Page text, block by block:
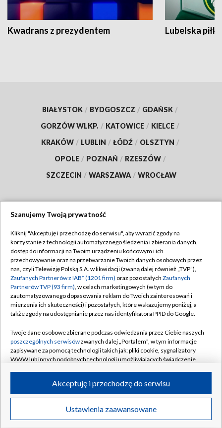
Kwadrans z prezydentem Lubelska piłka
BIAŁYSTOK / BYDGOSZCZ / GDAŃSK /
GORZÓW WLKP. / KATOWICE / KIELCE /
KRAKÓW / LUBLIN / ŁÓDŹ / OLSZTYN /
OPOLE / POZNAŃ / RZESZÓW /
SZCZECIN / WARSZAWA / WROCŁAW
TVP
Abonament TVP
Emisja w TVP
Centrum informacji TVP
Naziemna Telewizja Cyfrowa
Rada Programowa
System NOS
Informacje o nadawcy
Program dla prasy
Ogłoszenie przetargowe
Regulamin TVP
Polityka prywatności
Moje zgody
Pomoc
Kontakt
Kanały
©2026 Telewizja Polska S.A. w likwidacji
Szanujemy Twoją prywatność
Kliknij "Akceptuję i przechodzę do serwisu", aby wyrazić zgody na
korzystanie z technologii automatycznego śledzenia i zbierania danych,
dostęp do informacji na Twoim urządzeniu końcowym i ich
przechowywanie oraz na przetwarzanie Twoich danych osobowych przez
nas, czyli Telewizję Polską S.A. w likwidacji (zwaną dalej również „TVP”),
Zaufanych Partnerów z IAB* (1201 firm) oraz pozostałych Zaufanych
Partnerów TVP (93 firm), w celach marketingowych (w tym do
zautomatyzowanego dopasowania reklam do Twoich zainteresowań i
mierzenia ich skuteczności) i pozostałych, które wskazujemy poniżej, a
także zgody na udostępnianie przez nas identyfikatora PPID do Google.
Twoje dane osobowe zbierane podczas odwiedzania przez Ciebie naszych
poszczególnych serwisówzwanych dalej „Portalem”, w tym informacje
zapisywane za pomocą technologii takich jak: pliki cookie, sygnalizatory
WWW lub innych podobnych technologii umożliwiających świadczenie
ruchu w Internecie.
Twoje dane osobowe zbierane podczas odwiedzania przez Ciebie
poszczególnych serwisówna Portalu, takie jak adresy IP, identyfikatory
Ustawienia zaawansowane
Akceptuję i przechodzę do serwisu